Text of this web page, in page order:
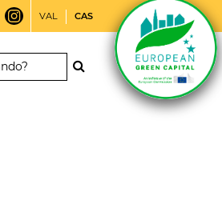
VAL CAS